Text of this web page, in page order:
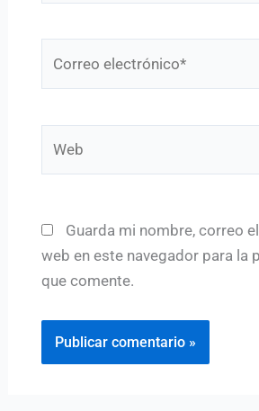
Guarda mi nombre, correo
web en este navegador para la
que comente.